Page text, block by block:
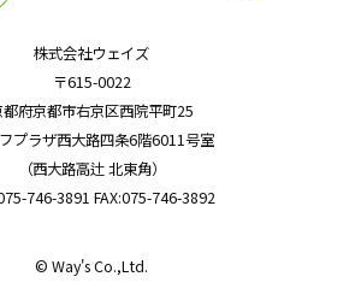
株式会社ウェイズ
〒615-0022
都府京都市右京区西院平町25
プラザ西大路四条6階6011号室
（西大路高辻 北東角）
746-3891 FAX:075-746-3892
© Way's Co.,Ltd.